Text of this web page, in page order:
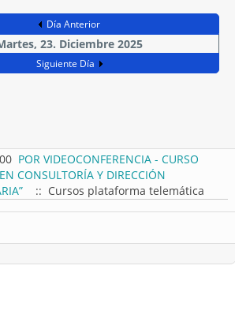
Día Anterior
23. Diciembre 2025
Siguiente Día
POR VIDEOCONFERENCIA - CURSO
CONSULTORÍA Y DIRECCIÓN
:: Cursos plataforma telemática